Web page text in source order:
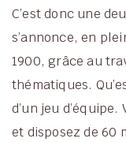
C’est donc une
s’annonce, en
1900, grâce au
thématiques.
d’un jeu
et disposez de 60